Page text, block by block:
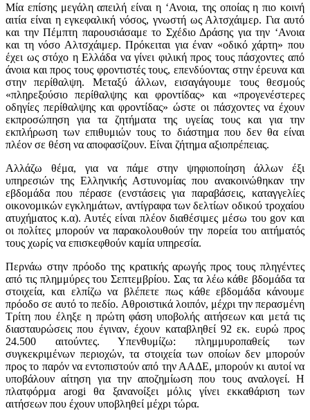
Μία επίσης μεγάλη απειλή είναι η ‘Ανοια, της οποίας η πιο κοινή
αιτία είναι η εγκεφαλική νόσος, γνωστή ως Αλτσχάιμερ. Για αυτό
και την Πέμπτη παρουσιάσαμε το Σχέδιο Δράσης για την ‘Ανοια
και τη νόσο Αλτσχάιμερ. Πρόκειται για έναν «οδικό χάρτη» που
έχει ως στόχο η Ελλάδα να γίνει φιλική προς τους πάσχοντες από
άνοια και προς τους φροντιστές τους, επενδύοντας στην έρευνα και
στην περίθαλψη. Μεταξύ άλλων, εισαγάγουμε τους θεσμούς
«πληρεξούσιο περίθαλψης και φροντίδας» και «προγενέστερες
οδηγίες περίθαλψης και φροντίδας» ώστε οι πάσχοντες να έχουν
εκπροσώπηση για τα ζητήματα της υγείας τους και για την
εκπλήρωση των επιθυμιών τους το διάστημα που δεν θα είναι
πλέον σε θέση να αποφασίζουν. Είναι ζήτημα αξιοπρέπειας.
Αλλάζω θέμα, για να πάμε στην ψηφιοποίηση άλλων έξι
υπηρεσιών της Ελληνικής Αστυνομίας που ανακοινώθηκαν την
εβδομάδα που πέρασε (ενστάσεις για παραβάσεις, καταγγελίες
οικονομικών εγκλημάτων, αντίγραφα των δελτίων οδικού τροχαίου
ατυχήματος κ.α). Αυτές είναι πλέον διαθέσιμες μέσω του gov και
οι πολίτες μπορούν να παρακολουθούν την πορεία του αιτήματός
τους χωρίς να επισκεφθούν καμία υπηρεσία.
Περνάω στην πρόοδο της κρατικής αρωγής προς τους πληγέντες
από τις πλημμύρες του Σεπτεμβρίου. Σας τα λέω κάθε βδομάδα τα
στοιχεία, και ελπίζω να βλέπετε πως κάθε εβδομάδα κάνουμε
πρόοδο σε αυτό το πεδίο. Αθροιστικά λοιπόν, μέχρι την περασμένη
Τρίτη που έληξε η πρώτη φάση υποβολής αιτήσεων και μετά τις
διασταυρώσεις που έγιναν, έχουν καταβληθεί 92 εκ. ευρώ προς
24.500 αιτούντες. Υπενθυμίζω: πλημμυροπαθείς των
συγκεκριμένων περιοχών, τα στοιχεία των οποίων δεν μπορούν
προς το παρόν να εντοπιστούν από την ΑΑΔΕ, μπορούν κι αυτοί να
υποβάλουν αίτηση για την αποζημίωση που τους αναλογεί. Η
πλατφόρμα arogi θα ξανανοίξει μόλις γίνει εκκαθάριση των
αιτήσεων που έχουν υποβληθεί μέχρι τώρα.